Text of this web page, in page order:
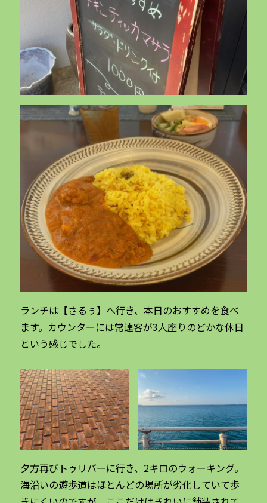
ランチは【さるぅ】へ行き、本日のおすすめを食べ
ます。カウンターには常連客が3人座りのどかな休日
という感じでした。
夕方再びトゥリバーに行き、2キロのウォーキング。
海沿いの遊歩道はほとんどの場所が劣化していて歩